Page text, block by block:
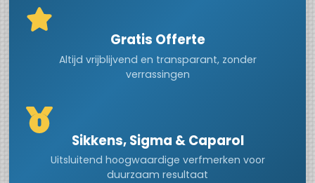
Gratis Offerte
Altijd vrijblijvend en transparant, zonder
verrassingen
Sikkens, Sigma & Caparol
Uitsluitend hoogwaardige verfmerken voor
duurzaam resultaat